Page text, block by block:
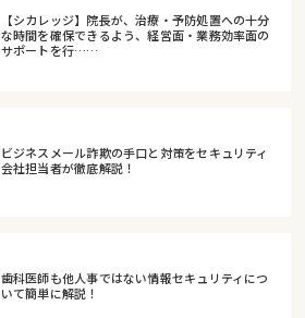
【シカレッジ】院長が、治療・予防処置への十分
な時間を確保できるよう、経営面・業務効率面の
サポートを行……
ビジネスメール詐欺の手口と対策をセキュリティ
会社担当者が徹底解説！
歯科医師も他人事ではない情報セキュリティにつ
いて簡単に解説！